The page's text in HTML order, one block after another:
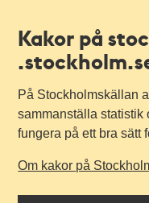
Kakor på
På Stockholmskällan
sammanställa statistik
fungera på ett bra sätt
Om kakor på